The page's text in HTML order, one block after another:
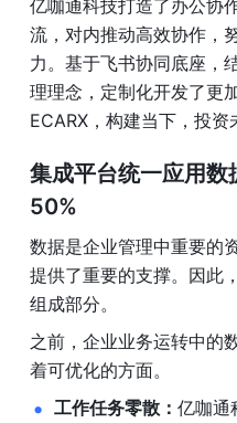
亿咖通科技打造了办公协
流，对内推动高效协作，
力。基于飞书协同底座，
理理念，定制化开发了更
ECARX，构建当下，投资
集成平台统一应用
50%
数据是企业管理中重要的
提供了重要的支撑。因此
组成部分。
之前，企业业务运转中的
着可优化的方面。
工作任务零散： 亿咖通